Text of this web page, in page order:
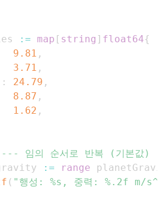
:= map [ string ] float64{
9.81 ,
3.71 ,
: 24.79 ,
8.87 ,
1.62 ,
임의 순서로 반복 (기본값)
:= range
( "행성: %s, 중력: %.2f m/